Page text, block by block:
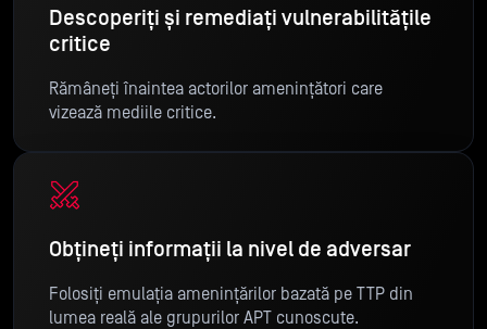
Descoperiți și remediați vulnerabilitățile
critice
Rămâneți înaintea actorilor amenințători care
vizează mediile critice.
Obțineți informații la nivel de adversar
Folosiți emulația amenințărilor bazată pe TTP din
lumea reală ale grupurilor APT cunoscute.